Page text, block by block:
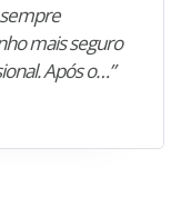
sempre
mais seguro
Após o…”